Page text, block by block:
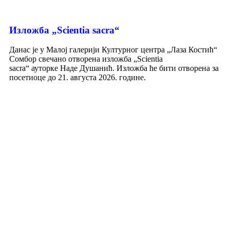
Изложба „Scientia sacra“
Данас је у Малој галерији Културног центра „Лаза Костић“
Сомбор свечано отворена изложба „Scientia
sacra“ ауторке Наде Душанић. Изложба ће бити отворена за
посетиоце до 21. августа 2026. године.